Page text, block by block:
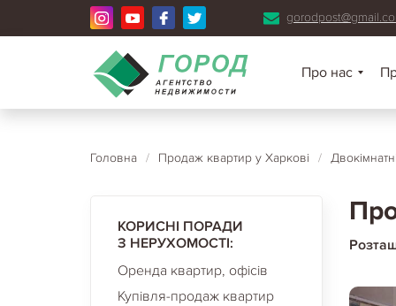
Про нас
Головна / Продаж квартир у Харкові /
КОРИСНІ ПОРАДИ
З НЕРУХОМОСТІ:
Оренда квартир, офісів
Купівля-продаж квартир